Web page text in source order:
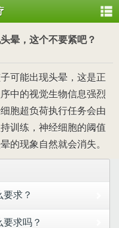
晕，这个不要紧吧？
可能出现头晕，这是正
中的视觉生物信息强烈
胞超负荷执行任务会由
训练，神经细胞的阈值
的现象自然就会消失。
求？
求吗？